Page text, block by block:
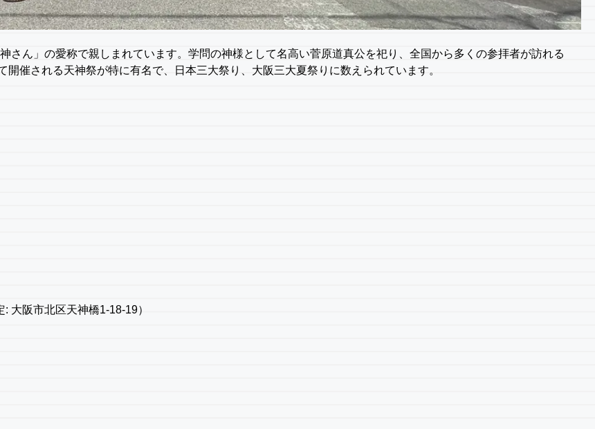
さん」の愛称で親しまれています。学問の神様として名高い菅原道真公を祀り、全国から多くの参拝者が訪れる
催される天神祭が特に有名で、日本三大祭り、大阪三大夏祭りに数えられています。
大阪市北区天神橋1-18-19）